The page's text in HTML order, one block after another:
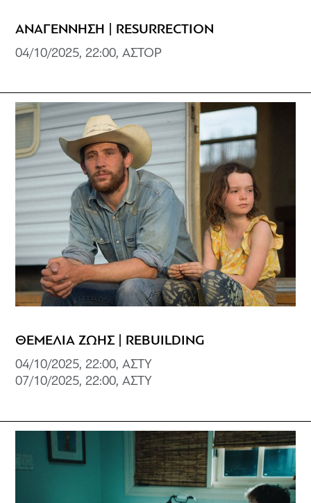
ΑΝΑΓΕΝΝΗΣΗ | RESURRECTION
04/10/2025, 22:00, ΑΣΤΟΡ
ΘΕΜΕΛΙΑ ΖΩΗΣ | REBUILDING
04/10/2025, 22:00, ΑΣΤΥ
07/10/2025, 22:00, ΑΣΤΥ